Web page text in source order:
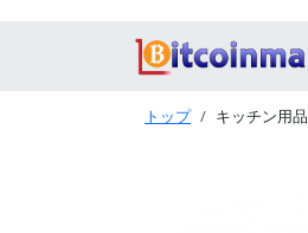
トップ キッチン用品